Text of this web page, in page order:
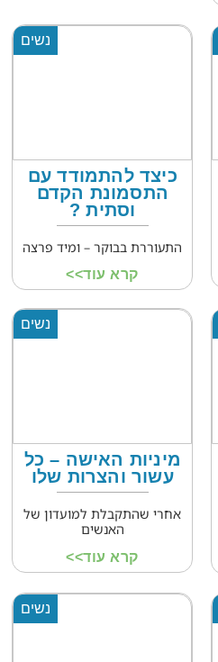
נשים
כיצד להתמודד עם
התסמונת הקדם
וסתית ?
התעוררת בבוקר – ומיד פרצה
קרא עוד>>
נשים
מיניות האישה – כל
עשור והצרות שלו
אחרי שהתקבלת למועדון של
האנשים
קרא עוד>>
נשים